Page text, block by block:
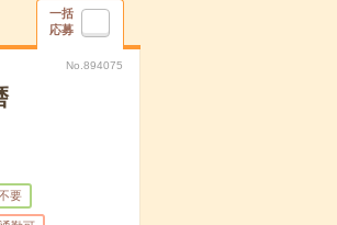
一括
応募
No.894075
要